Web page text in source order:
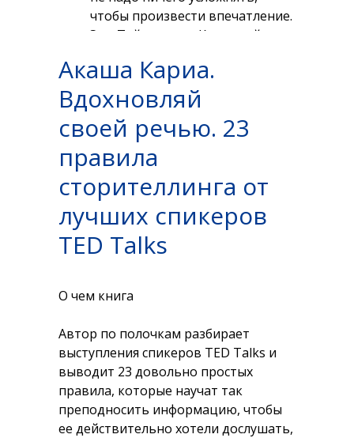
чтобы произвести впечатление.
Энн Тайлер с ее «Катушкой» —
Акаша Кариа.
Вдохновляй
своей речью. 23
правила
сторителлинга от
лучших спикеров
TED Talks
О чем книга
Автор по полочкам разбирает
выступления спикеров TED Talks и
выводит 23 довольно простых
правила, которые научат так
преподносить информацию, чтобы
ее действительно хотели дослушать,